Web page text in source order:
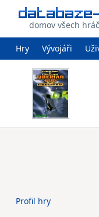
domov všech
Hry Vývojáři
Profil hry